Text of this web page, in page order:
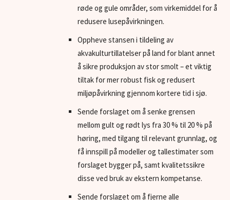
røde og gule områder, som virkemiddel for å
redusere lusepåvirkningen.
Oppheve stansen i tildeling av
akvakulturtillatelser på land for blant annet
å sikre produksjon av stor smolt – et viktig
tiltak for mer robust fisk og redusert
miljøpåvirkning gjennom kortere tid i sjø.
Sende forslaget om å senke grensen
mellom gult og rødt lys fra 30 % til 20 % på
høring, med tilgang til relevant grunnlag, og
få innspill på modeller og tallestimater som
forslaget bygger på, samt kvalitetssikre
disse ved bruk av ekstern kompetanse.
Sende forslaget om å fjerne alle